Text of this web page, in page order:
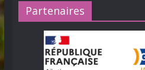
Partenaires